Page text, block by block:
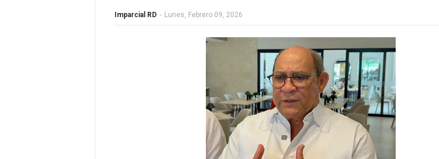
Imparcial RD - Lunes, Febrero 09, 2026